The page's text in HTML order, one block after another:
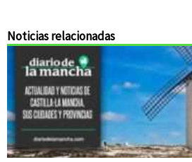
Noticias relacionadas